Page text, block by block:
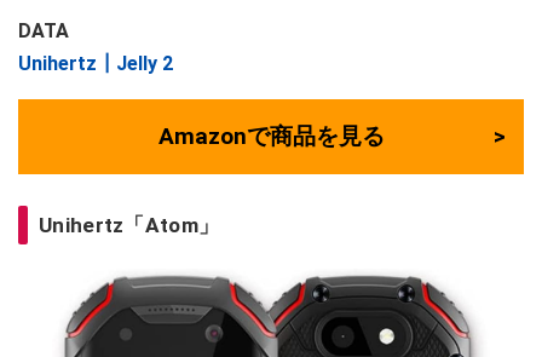
DATA
Unihertz┃Jelly 2
Amazonで商品を見る
Unihertz「Atom」